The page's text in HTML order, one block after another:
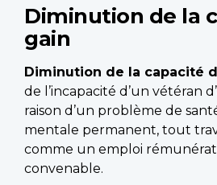
Diminution de la
gain
Diminution de la capacité
de l’incapacité d’un vétéran
raison d’un problème de
mentale permanent, tout
comme un emploi
convenable.